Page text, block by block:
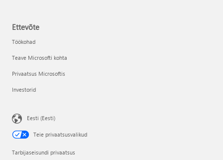
Ettevõte
Töökohad
Teave Microsofti kohta
Privaatsus Microsoftis
Investorid
Eesti (Eesti)
Teie privaatsusvalikud
Tarbijaseisundi privaatsus